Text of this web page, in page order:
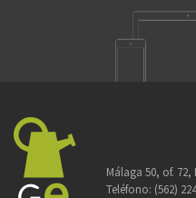
Málaga 50, of.
Teléfono: (562)